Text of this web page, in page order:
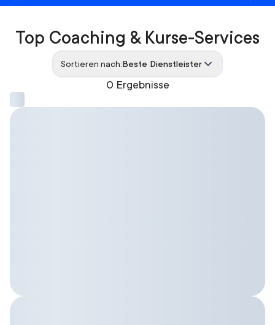
0 Ergebnisse
Top Coaching & Kurse-Services
Sortieren nach:Beste Dienstleister